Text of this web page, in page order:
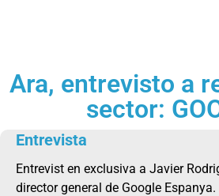
Ara, entrevisto a
sector:
Entrevista
Entrevist en exclusiva a Javier
director general de Google Espanya.